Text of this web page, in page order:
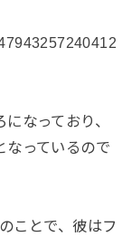
なっており、
なっているので
ことで、彼はフ